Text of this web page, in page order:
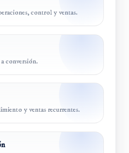
control y ventas.
conversión.
y ventas recurrentes.